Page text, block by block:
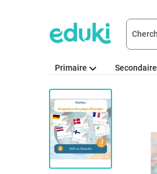
Primaire Secondaire